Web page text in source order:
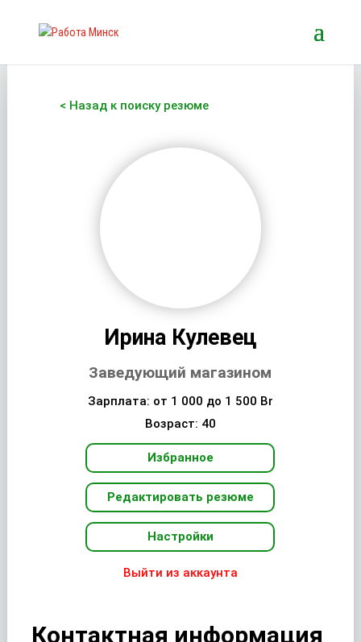
< Назад к поиску резюме
Ирина Кулевец
Заведующий магазином
Зарплата: от 1 000 до 1 500 Br
Возраст: 40
Избранное
Редактировать резюме
Настройки
Выйти из аккаунта
Контактная информация